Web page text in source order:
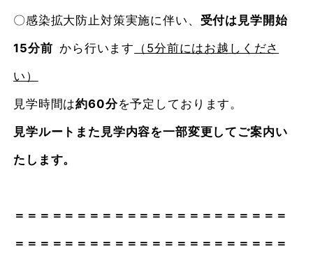
〇感染拡大防止対策実施に伴い、 受付は見学開始
15分前 から行います
（5分前にはお越しくださ
い）
見学時間は約60分を予定しております。
見学ルートまた見学内容を一部変更してご案内い
たします。
＝＝＝＝＝＝＝＝＝＝＝＝＝＝＝＝＝＝＝＝＝＝
＝＝＝＝＝＝＝＝＝＝＝＝＝＝＝＝＝＝＝＝＝＝